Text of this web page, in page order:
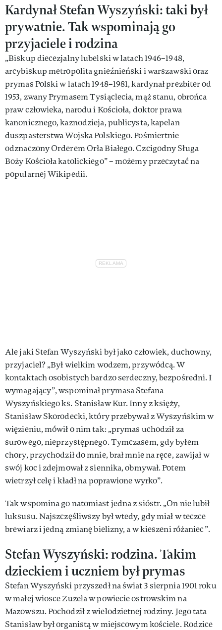
Kardynał Stefan Wyszyński: taki był
prywatnie. Tak wspominają go
przyjaciele i rodzina
„Biskup diecezjalny lubelski w latach 1946–1948,
arcybiskup metropolita gnieźnieński i warszawski oraz
prymas Polski w latach 1948–1981, kardynał prezbiter od
1953, zwany Prymasem Tysiąclecia, mąż stanu, obrońca
praw człowieka, narodu i Kościoła, doktor prawa
kanonicznego, kaznodzieja, publicysta, kapelan
duszpasterstwa Wojska Polskiego. Pośmiertnie
odznaczony Orderem Orła Białego. Czcigodny Sługa
Boży Kościoła katolickiego” – możemy przeczytać na
popularnej Wikipedii.
Ale jaki Stefan Wyszyński był jako człowiek, duchowny,
przyjaciel? „Był wielkim wodzem, przywódcą. W
kontaktach osobistych bardzo serdeczny, bezpośredni. I
wymagający”, wspominał prymasa Stefana
Wyszyńskiego ks. Stanisław Kur. Inny z księży,
Stanisław Skorodecki, który przebywał z Wyszyńskim w
więzieniu, mówił o nim tak: „prymas uchodził za
surowego, nieprzystępnego. Tymczasem, gdy byłem
chory, przychodził do mnie, brał mnie na ręce, zawijał w
swój koc i zdejmował z siennika, obmywał. Potem
wietrzył celę i kładł na poprawione wyrko”.
Tak wspomina go natomiast jedna z sióstr. „On nie lubił
luksusu. Najszczęśliwszy był wtedy, gdy miał w teczce
brewiarz i jedną zmianę bielizny, a w kieszeni różaniec”.
Stefan Wyszyński: rodzina. Takim
dzieckiem i uczniem był prymas
Stefan Wyszyński przyszedł na świat 3 sierpnia 1901 roku
w małej wiosce Zuzela w powiecie ostrowskim na
Mazowszu. Pochodził z wielodzietnej rodziny. Jego tata
Stanisław był organistą w miejscowym kościele. Rodzice